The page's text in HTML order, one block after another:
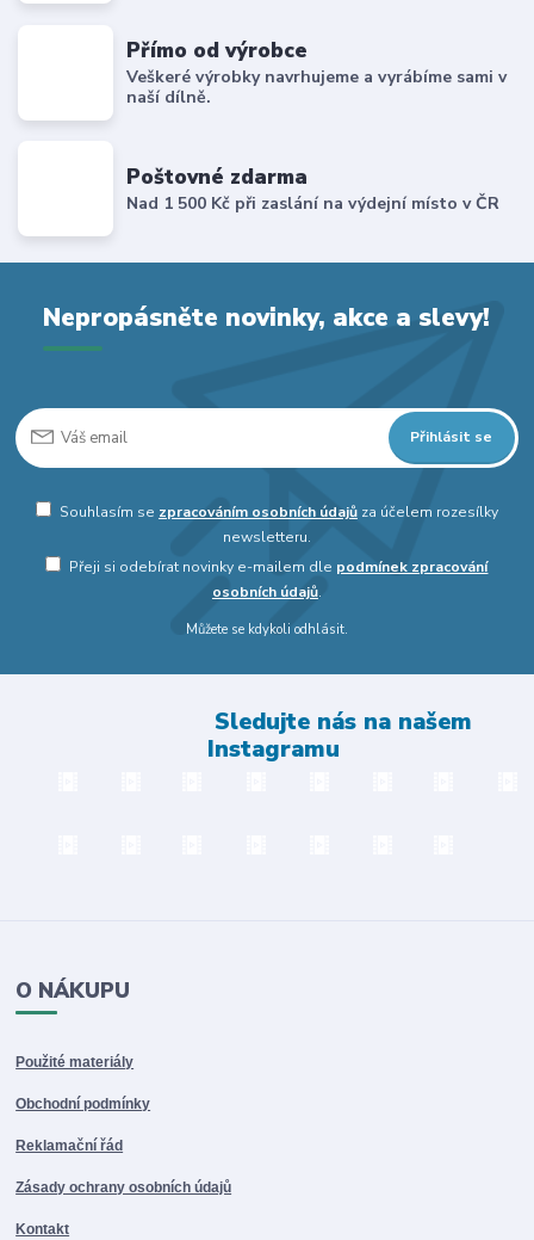
Přímo od výrobce
Veškeré výrobky navrhujeme a vyrábíme sami v
naší dílně.
Poštovné zdarma
Nad 1 500 Kč při zaslání na výdejní místo v ČR
Nepropásněte novinky, akce a slevy!
Přihlásit se
Souhlasím se zpracováním osobních údajůza účelem rozesílky
newsletteru.
Přeji si odebírat novinky e-mailem dle podmínek zpracování
osobních údajů.
Můžete se kdykoli odhlásit.
Sledujte nás na našem
Instagramu
O NÁKUPU
Použité materiály
Obchodní podmínky
Reklamační řád
Zásady ochrany osobních údajů
Kontakt